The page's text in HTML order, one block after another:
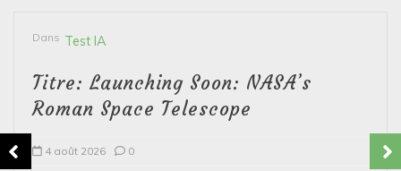
Dans Test IA
Titre: Launching Soon: NASA’s
Roman Space Telescope
4 août 2026 0